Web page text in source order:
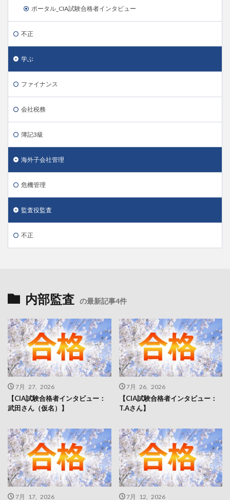
ポータル_CIA試験合格者インタビュー
不正
学ぶ
ファイナンス
会社税務
簿記3級
海外子会社管理
危機管理
監査役監査
不正
内部監査 の最新記事4件
7月 27, 2026
【CIA試験合格者インタビュー：
武田さん（仮名）】
7月 26, 2026
【CIA試験合格者インタビュー：
T.Aさん】
7月 17, 2026 7月 12, 2026